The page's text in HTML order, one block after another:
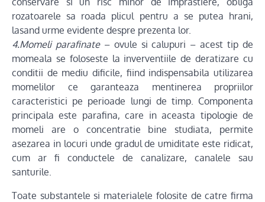
rozatoarele sa roada plicul pentru a se putea hrani,
lasand urme evidente despre prezenta lor.
4.Momeli parafinate– ovule si calupuri – acest tip de
momeala se foloseste la inverventiile de deratizare cu
conditii de mediu dificile, fiind indispensabila utilizarea
momelilor ce garanteaza mentinerea propriilor
caracteristici pe perioade lungi de timp. Componenta
principala este parafina, care in aceasta tipologie de
momeli are o concentratie bine studiata, permite
asezarea in locuri unde gradul de umiditate este ridicat,
cum ar fi conductele de canalizare, canalele sau
santurile.
Toate substantele si materialele folosite de catre firma